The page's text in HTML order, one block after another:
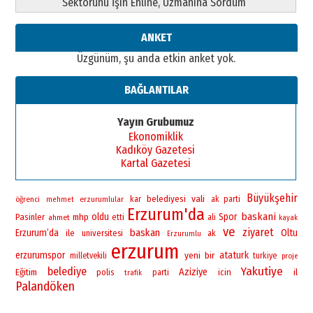
26 Mart 2026 Perşembe
gönül adamı Faruk Terzioğlu!
bir vizyon proje daha!
02 Ağustos 2026 Pazar
ANKET
Üzgünüm, şu anda etkin anket yok.
BAĞLANTILAR
Yayın Grubumuz
Ekonomiklik
Kadıköy Gazetesi
Kartal Gazetesi
öğrenci mehmet erzurumlular kar belediyesi vali ak parti Büyükşehir
Pasinler ahmet mhp oldu etti Erzurum'da ali Spor baskani kayak
Erzurum’da ile universitesi baskan Erzurumlu ak ve ziyaret Oltu
erzurumspor milletvekili erzurum yeni bir ataturk turkiye proje
Eğitim belediye polis trafik parti Aziziye icin Yakutiye il
Palandöken